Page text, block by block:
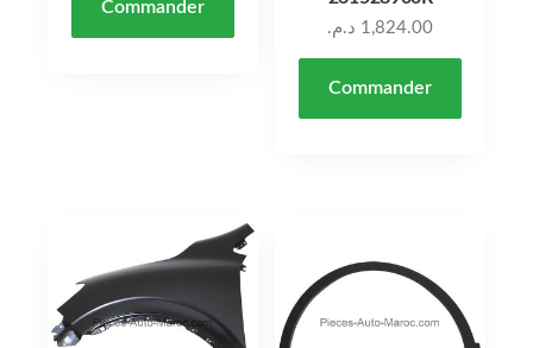
Commander
1,824.00 د.م.
Commander